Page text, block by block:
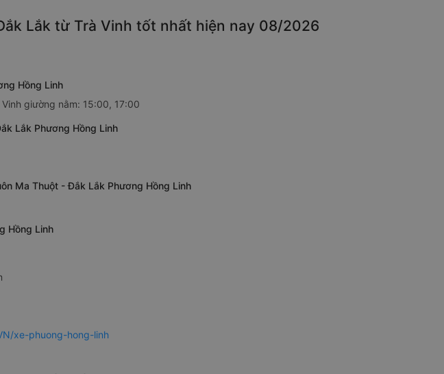
Lắk từ Trà Vinh tốt nhất hiện nay 08/2026
Hồng Linh
giường nằm: 15:00, 17:00
Lắk Phương Hồng Linh
Ma Thuột - Đắk Lắk Phương Hồng Linh
Hồng Linh
xe-phuong-hong-linh